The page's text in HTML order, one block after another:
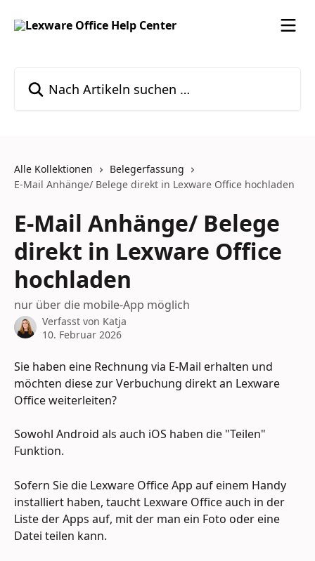
Alle Kollektionen
Belegerfassung
E-Mail Anhänge/ Belege direkt in Lexware Office hochladen
E-Mail Anhänge/ Belege
direkt in Lexware Office
hochladen
nur über die mobile-App möglich
Verfasst von Katja
10. Februar 2026
Sie haben eine Rechnung via E-Mail erhalten und
möchten diese zur Verbuchung direkt an Lexware
Office weiterleiten?
Sowohl Android als auch iOS haben die "Teilen"
Funktion.
Sofern Sie die Lexware Office App auf einem Handy
installiert haben, taucht Lexware Office auch in der
Liste der Apps auf, mit der man ein Foto oder eine
Datei teilen kann.